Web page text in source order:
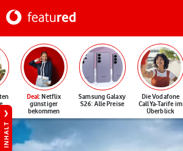
Deal: Netflix
günstiger
bekommen
Samsung Galaxy
S26: Alle Preise
Die Vodafone
CallYa-Tarife im
Überblick
INHALT